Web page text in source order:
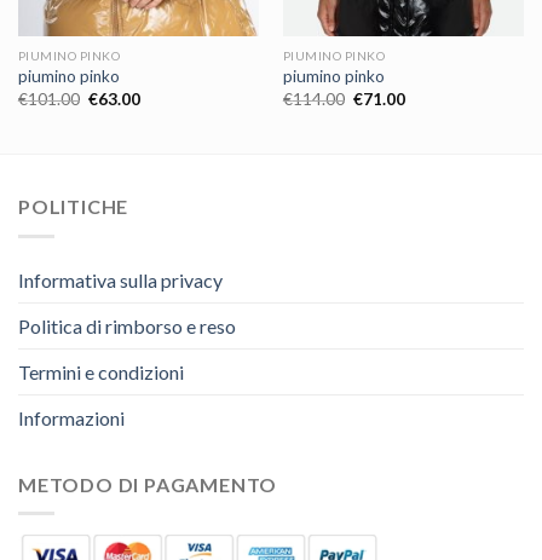
PIUMINO PINKO
piumino pinko
€101.00 €63.00
PIUMINO PINKO
piumino pinko
€114.00 €71.00
POLITICHE
Informativa sulla privacy
Politica di rimborso e reso
Termini e condizioni
Informazioni
METODO DI PAGAMENTO